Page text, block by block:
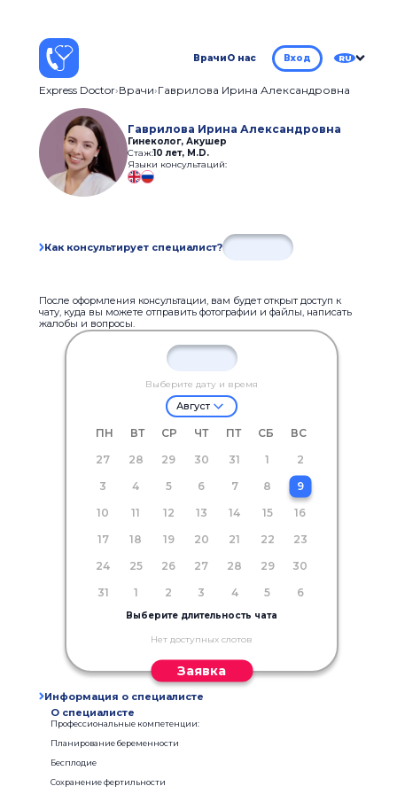
ВрачиО нас Вход RU
Express Doctor Врачи Гаврилова Ирина Александровна
Гаврилова Ирина Александровна
Гинеколог, Акушер
Стаж:10 лет, M.D.
Языки консультаций:
Как консультирует специалист?
После оформления консультации, вам будет открыт доступ к
чату, куда вы можете отправить фотографии и файлы, написать
жалобы и вопросы.
Выберите дату и время
Август
ПН ВТ СР ЧТ ПТ СБ
ВС
27
28 29 30 31 1
2
3
4 5 6 7 8
9
10
11 12 13 14 15
16
17
18 19 20 21 22
23
24
25 26 27 28 29
30
31
1 2 3 4 5 6
Выберите длительность чата
Нет доступных слотов
Заявка
Информация о специалисте
О специалисте
Профессиональные компетенции:
Планирование беременности
Бесплодие
Сохранение фертильности